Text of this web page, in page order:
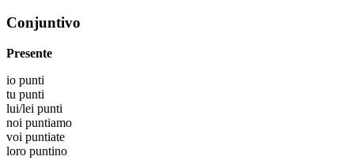
Conjuntivo
Presente
io punti
tu punti
lui/lei punti
noi puntiamo
voi puntiate
loro puntino